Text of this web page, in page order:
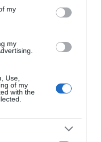
my
my
Use,
of my
with the
του με
της ρητορικής μίσους
μας κάνει να
και
που έχει
του κ. Κασσελάκη